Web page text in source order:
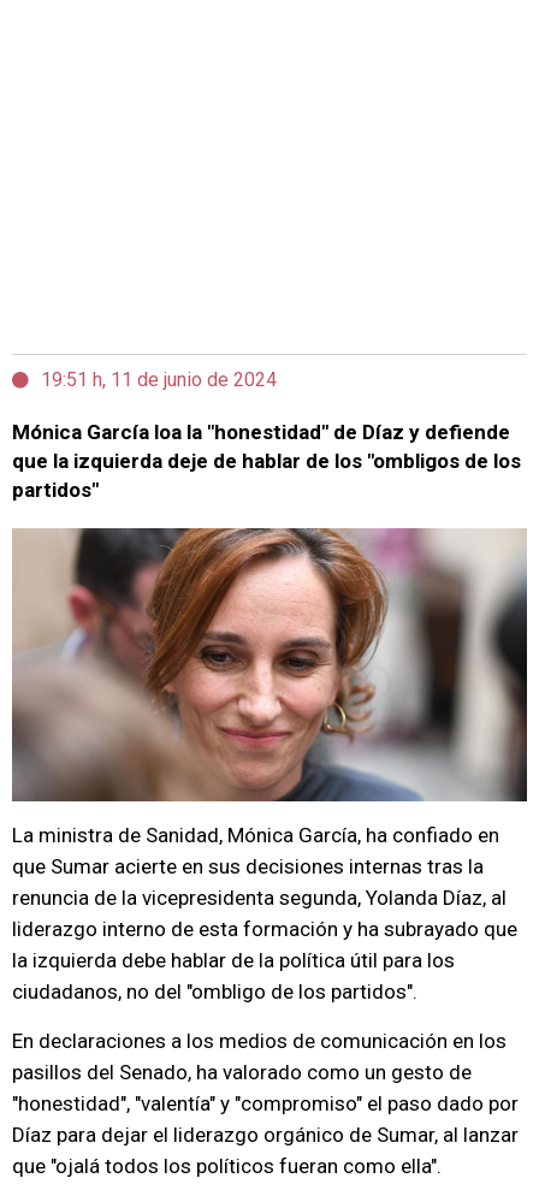
19:51 h, 11 de junio de 2024
Mónica García loa la "honestidad" de Díaz y defiende
que la izquierda deje de hablar de los "ombligos de los
partidos"
La ministra de Sanidad, Mónica García, ha confiado en
que Sumar acierte en sus decisiones internas tras la
renuncia de la vicepresidenta segunda, Yolanda Díaz, al
liderazgo interno de esta formación y ha subrayado que
la izquierda debe hablar de la política útil para los
ciudadanos, no del "ombligo de los partidos".
En declaraciones a los medios de comunicación en los
pasillos del Senado, ha valorado como un gesto de
"honestidad", "valentía" y "compromiso" el paso dado por
Díaz para dejar el liderazgo orgánico de Sumar, al lanzar
que "ojalá todos los políticos fueran como ella".